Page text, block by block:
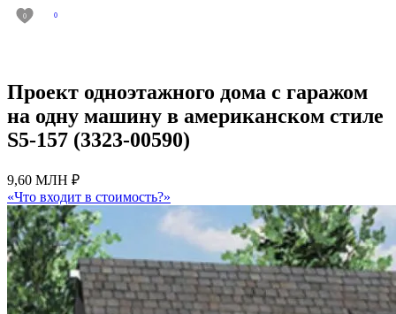
0 0
Проект одноэтажного дома с гаражом
на одну машину в американском стиле
S5-157 (3323-00590)
9,60 МЛН ₽
«Что входит в стоимость?»